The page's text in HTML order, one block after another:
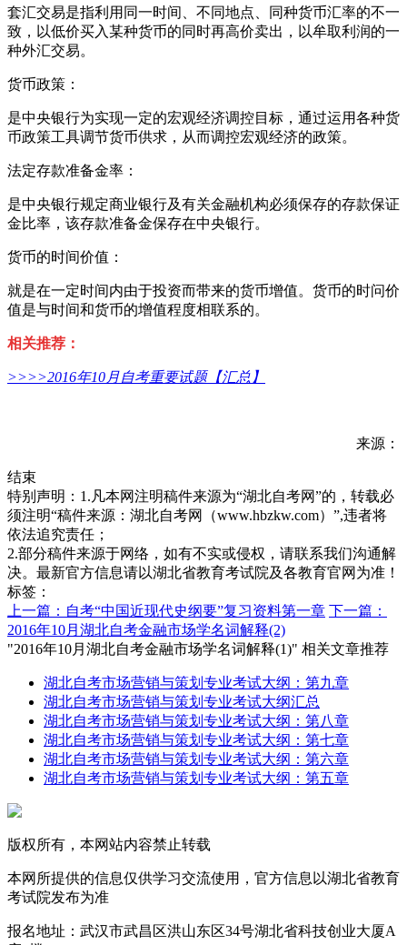
套汇交易是指利用同一时间、不同地点、同种货币汇率的不一
致，以低价买入某种货币的同时再高价卖出，以牟取利润的一
种外汇交易。
货币政策：
是中央银行为实现一定的宏观经济调控目标，通过运用各种货
币政策工具调节货币供求，从而调控宏观经济的政策。
法定存款准备金率：
是中央银行规定商业银行及有关金融机构必须保存的存款保证
金比率，该存款准备金保存在中央银行。
货币的时间价值：
就是在一定时间内由于投资而带来的货币增值。货币的时问价
值是与时间和货币的增值程度相联系的。
相关推荐：
>>>>2016年10月自考重要试题【汇总】
来源：
结束
特别声明：1.凡本网注明稿件来源为“湖北自考网”的，转载必
须注明“稿件来源：湖北自考网（www.hbzkw.com）”,违者将
依法追究责任；
2.部分稿件来源于网络，如有不实或侵权，请联系我们沟通解
决。最新官方信息请以湖北省教育考试院及各教育官网为准！
标签：
上一篇：自考“中国近现代史纲要”复习资料第一章 下一篇：
2016年10月湖北自考金融市场学名词解释(2)
"2016年10月湖北自考金融市场学名词解释(1)" 相关文章推荐
湖北自考市场营销与策划专业考试大纲：第九章
湖北自考市场营销与策划专业考试大纲汇总
湖北自考市场营销与策划专业考试大纲：第八章
湖北自考市场营销与策划专业考试大纲：第七章
湖北自考市场营销与策划专业考试大纲：第六章
湖北自考市场营销与策划专业考试大纲：第五章
版权所有，本网站内容禁止转载
本网所提供的信息仅供学习交流使用，官方信息以湖北省教育
考试院发布为准
报名地址：武汉市武昌区洪山东区34号湖北省科技创业大厦A